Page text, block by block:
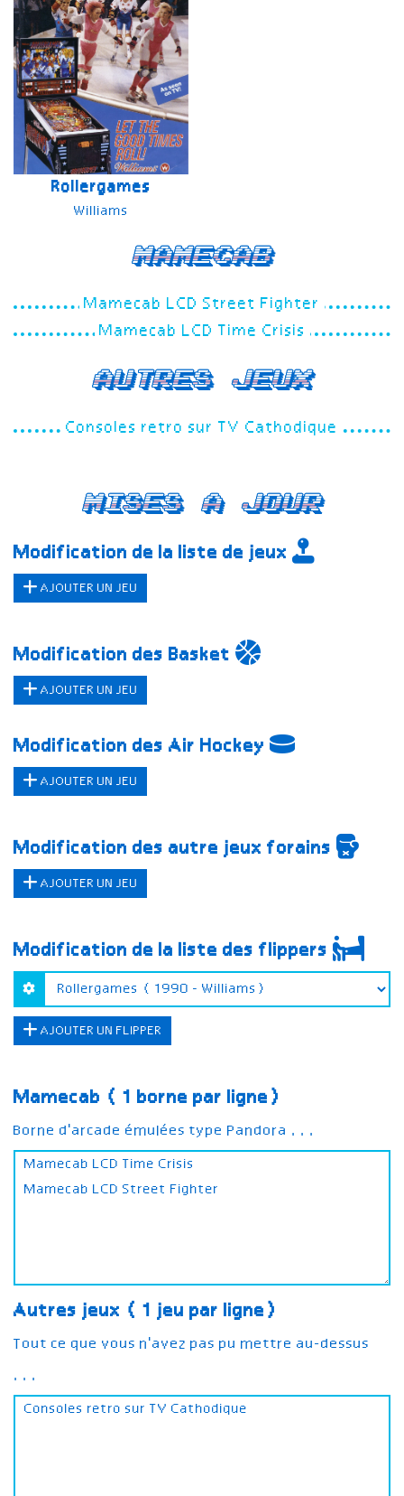
Rollergames
Williams
Mamecab
Mamecab LCD Street Fighter
Mamecab LCD Time Crisis
Autres jeux
Consoles retro sur TV Cathodique
Mises a jour
Modification de la liste de jeux
AJOUTER UN JEU
Modification des Basket
AJOUTER UN JEU
Modification des Air Hockey
AJOUTER UN JEU
Modification des autre jeux forains
AJOUTER UN JEU
Modification de la liste des flippers
AJOUTER UN FLIPPER
Mamecab (1 borne par ligne)
Borne d'arcade émulées type Pandora ...
Autres jeux (1 jeu par ligne)
Tout ce que vous n'avez pas pu mettre au-dessus
...